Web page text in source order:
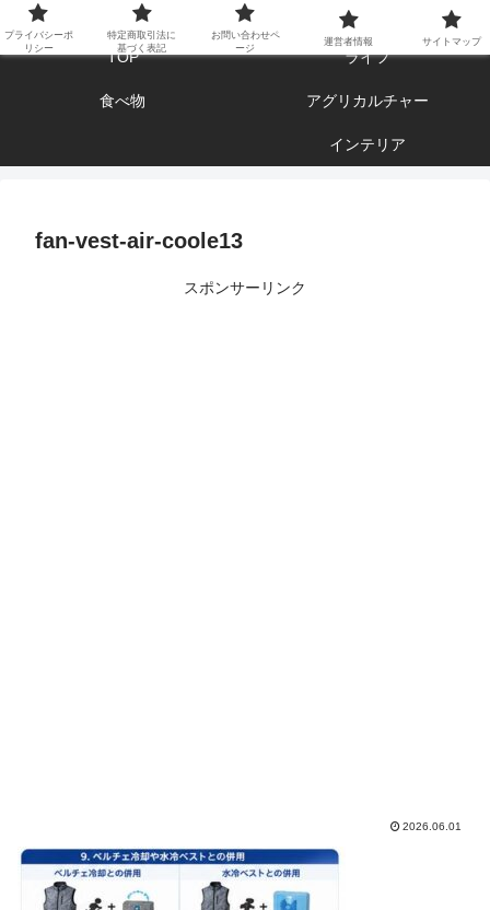
エンジョイ ブログライフ
TOP ライフ
食べ物 アグリカルチャー
インテリア
fan-vest-air-coole13
スポンサーリンク
2026.06.01
プライバシーポ
リシー
特定商取引法に
基づく表記
お問い合わせペ
ージ
運営者情報 サイトマップ